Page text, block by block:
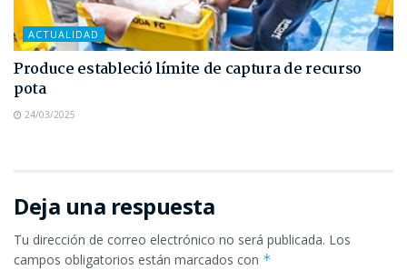
ACTUALIDAD
Produce estableció límite de captura de recurso
pota
24/03/2025
Deja una respuesta
Tu dirección de correo electrónico no será publicada. Los
campos obligatorios están marcados con *